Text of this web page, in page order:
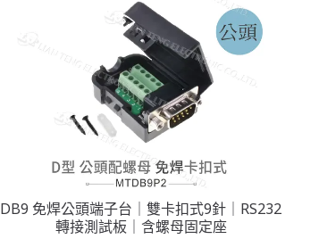
DB9 免焊公頭端子台｜雙卡扣式9針｜RS232
轉接測試板｜含螺母固定座